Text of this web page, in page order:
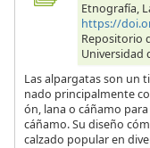
Etnografía,
https://
Repositorio
Universidad
Las alpargatas son un
nado principalmente
ón, lana o cáñamo
cáñamo. Su diseño
calzado popular en